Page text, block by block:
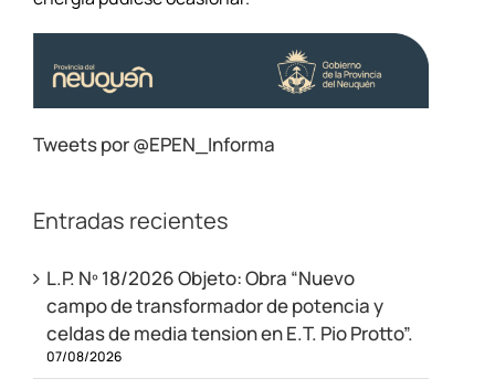
Tweets por @EPEN_Informa
Entradas recientes
L.P. Nº 18/2026 Objeto: Obra “Nuevo
campo de transformador de potencia y
celdas de media tension en E.T. Pio Protto”.
07/08/2026